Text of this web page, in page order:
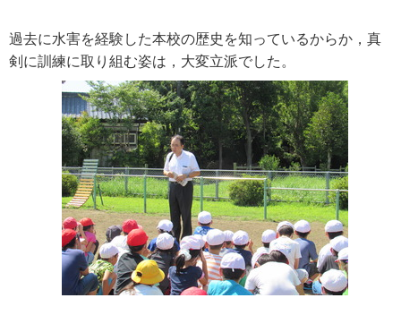
過去に水害を経験した本校の歴史を知っているからか，真
剣に訓練に取り組む姿は，大変立派でした。